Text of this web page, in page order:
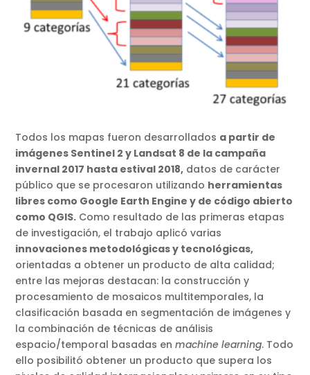
Todos los mapas fueron desarrollados a partir de
imágenes Sentinel 2 y Landsat 8 de la campaña
invernal 2017 hasta estival 2018, datos de carácter
público que se procesaron utilizando herramientas
libres como Google Earth Engine y de código abierto
como QGIS. Como resultado de las primeras etapas
de investigación, el trabajo aplicó varias
innovaciones metodológicas y tecnológicas,
orientadas a obtener un producto de alta calidad;
entre las mejoras destacan: la construcción y
procesamiento de mosaicos multitemporales, la
clasificación basada en segmentación de imágenes y
la combinación de técnicas de análisis
espacio/temporal basadas enmachine learning. Todo
ello posibilitó obtener un producto que supera los